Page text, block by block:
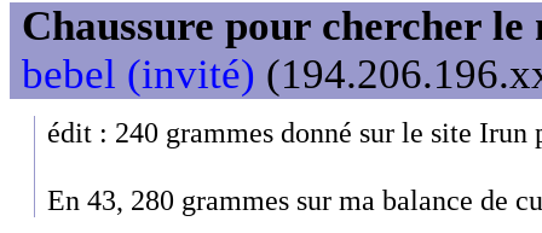
Chaussure pour chercher
bebel (invité)
édit : 240 grammes donné sur le site Irun
En 43, 280 grammes sur ma balance de